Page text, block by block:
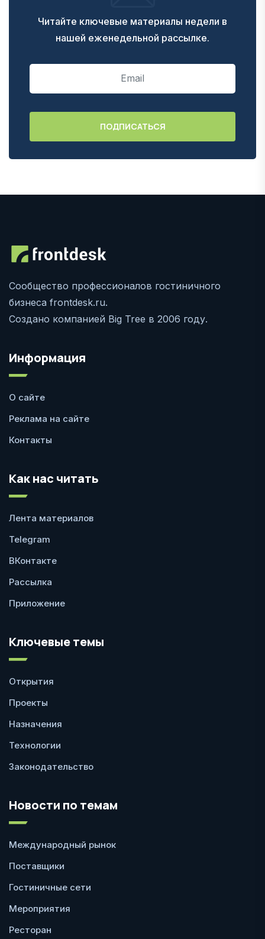
Читайте ключевые материалы недели в
нашей еженедельной рассылке.
Сообщество профессионалов гостиничного
бизнеса frontdesk.ru.
Создано компанией Big Tree в 2006 году.
Информация
О сайте
Реклама на сайте
Контакты
Как нас читать
Лента материалов
Telegram
ВКонтакте
Рассылка
Приложение
Ключевые темы
Открытия
Проекты
Назначения
Технологии
Законодательство
Новости по темам
Международный рынок
Поставщики
Гостиничные сети
Мероприятия
Ресторан